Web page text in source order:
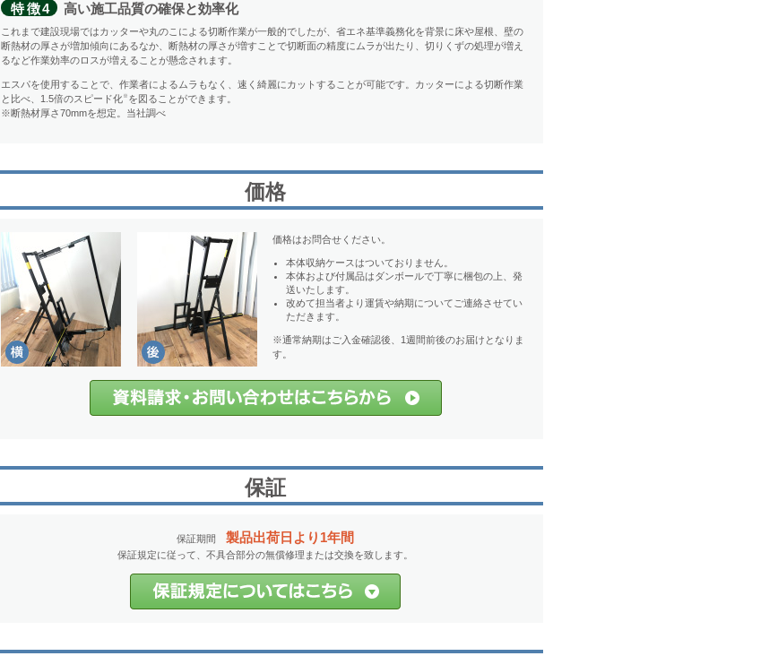
特徴4 高い施工品質の確保と効率化
これまで建設現場ではカッターや丸のこによる切断作業が一般的でしたが、省エネ基準義務化を背景に床や屋根、壁の
断熱材の厚さが増加傾向にあるなか、断熱材の厚さが増すことで切断面の精度にムラが出たり、切りくずの処理が増え
るなど作業効率のロスが増えることが懸念されます。
エスパを使用することで、作業者によるムラもなく、速く綺麗にカットすることが可能です。カッターによる切断作業
と比べ、1.5倍のスピード化※ を図ることができます。
※断熱材厚さ70mmを想定。当社調べ
価格
価格はお問合せください。
本体収納ケースはついておりません。
本体および付属品はダンボールで丁寧に梱包の上、発
送いたします。
改めて担当者より運賃や納期についてご連絡させてい
ただきます。
※通常納期はご入金確認後、1週間前後のお届けとなりま
す。
保証
保証期間 製品出荷日より1年間
保証規定に従って、不具合部分の無償修理または交換を致します。